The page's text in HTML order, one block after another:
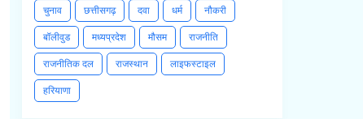
चुनाव छत्तीसगढ़ दवा धर्म नौकरी
बॉलीवुड मध्यप्रदेश मौसम राजनीति
राजनीतिक दल राजस्थान लाइफस्टाइल
हरियाणा